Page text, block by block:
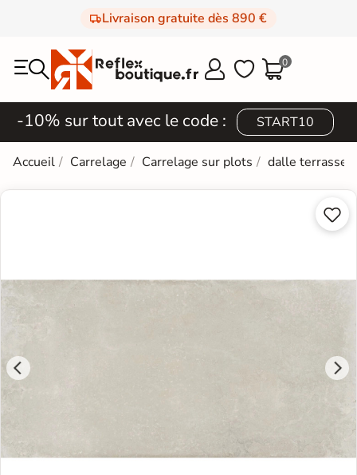
Livraison gratuite dès 890 €
  0
-10% sur tout avec le code : START10
Accueil Carrelage Carrelage sur plots dalle terrasse

